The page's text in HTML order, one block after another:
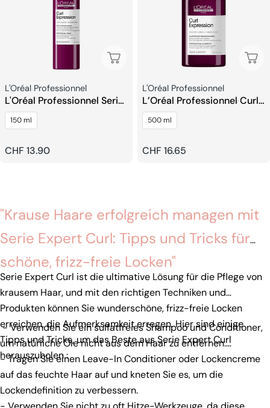
Ausverkauft
Verkäufer:
L'Oréal Professionnel
L'Oréal Professionnel Serie
Expert Curl Expression
Drying Accelerator
150 ml
Regulärer
CHF 13.90
Verkäufer:
L'Oréal Professionnel
L’Oréal Professionnel Curl
Expression Anti Buildup
Shampoo
500 ml
Regulärer
CHF 16.65
"Krause Haare erfolgreich managen mit
Serie Expert Curl: Tipps und Tricks für
schöne, frizz-freie Locken"
Serie Expert Curl ist die ultimative Lösung für die Pflege von
krausem Haar, und mit den richtigen Techniken und
Produkten können Sie wunderschöne, frizz-freie Locken
erreichen, die Aufmerksamkeit erregen. Hier sind einige
Tipps und Tricks, um das Beste aus Serie Expert Curl
herauszuholen :
- Verwenden Sie ein sulfatfreies Shampoo und Conditioner,
um natürliche Öle nicht aus dem Haar zu entfernen.
- Tragen Sie einen Leave-In Conditioner oder Lockencreme
auf das feuchte Haar auf und kneten Sie es, um die
Lockendefinition zu verbessern.